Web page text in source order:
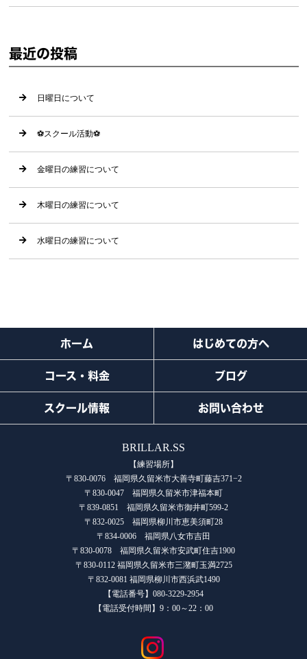
最近の投稿
日曜日について
⚽️スクール活動⚽️
金曜日の練習について
木曜日の練習について
水曜日の練習について
ホーム はじめての方へ
コース・料金 ブログ
スクール情報 お問い合わせ
BRILLAR.SS
【練習場所】
〒830-0076 福岡県久留米市大善寺町藤吉371−2
〒830-0047 福岡県久留米市津福本町
〒839-0851 福岡県久留米市御井町599-2
〒832-0025 福岡県柳川市恵美須町28
〒834-0006 福岡県八女市吉田
〒830-0078 福岡県久留米市安武町住吉1900
〒830-0112 福岡県久留米市三潴町玉満2725
〒832-0081 福岡県柳川市西浜武1490
【電話番号】080-3229-2954
【電話受付時間】9：00～22：00